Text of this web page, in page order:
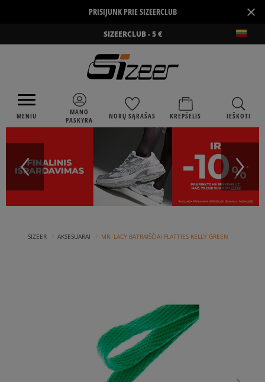
PRISIJUNK PRIE SIZEERCLUB ×
SIZEERCLUB - 5 €
MENIU
MANO
PASKYRA
NORŲ SĄRAŠAS KREPŠELIS IEŠKOTI
SIZEER AKSESUARAI MR. LACY BATRAIŠČIAI FLATTIES KELLY GREEN